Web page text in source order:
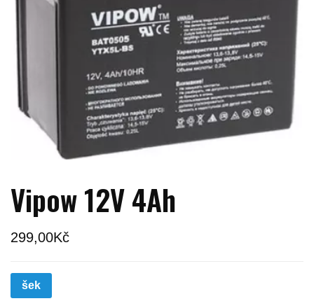
Vipow 12V 4Ah
299,00Kč
šek